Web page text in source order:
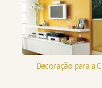
Decoração para a